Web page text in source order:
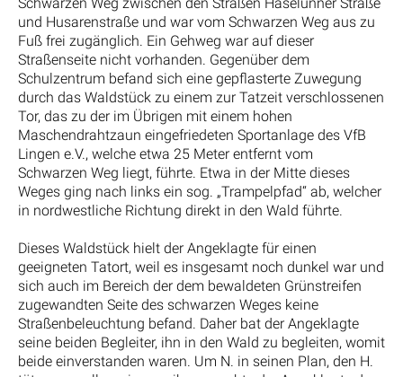
und Husarenstraße und war vom Schwarzen Weg aus zu
Fuß frei zugänglich. Ein Gehweg war auf dieser
Straßenseite nicht vorhanden. Gegenüber dem
Schulzentrum befand sich eine gepflasterte Zuwegung
durch das Waldstück zu einem zur Tatzeit verschlossenen
Tor, das zu der im Übrigen mit einem hohen
Maschendrahtzaun eingefriedeten Sportanlage des VfB
Lingen e.V., welche etwa 25 Meter entfernt vom
Schwarzen Weg liegt, führte. Etwa in der Mitte dieses
Weges ging nach links ein sog. „Trampelpfad“ ab, welcher
in nordwestliche Richtung direkt in den Wald führte.
Dieses Waldstück hielt der Angeklagte für einen
geeigneten Tatort, weil es insgesamt noch dunkel war und
sich auch im Bereich der dem bewaldeten Grünstreifen
zugewandten Seite des schwarzen Weges keine
Straßenbeleuchtung befand. Daher bat der Angeklagte
seine beiden Begleiter, ihn in den Wald zu begleiten, womit
beide einverstanden waren. Um N. in seinen Plan, den H.